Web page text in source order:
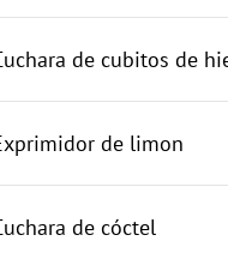
de cubitos de
de limon
de cóctel